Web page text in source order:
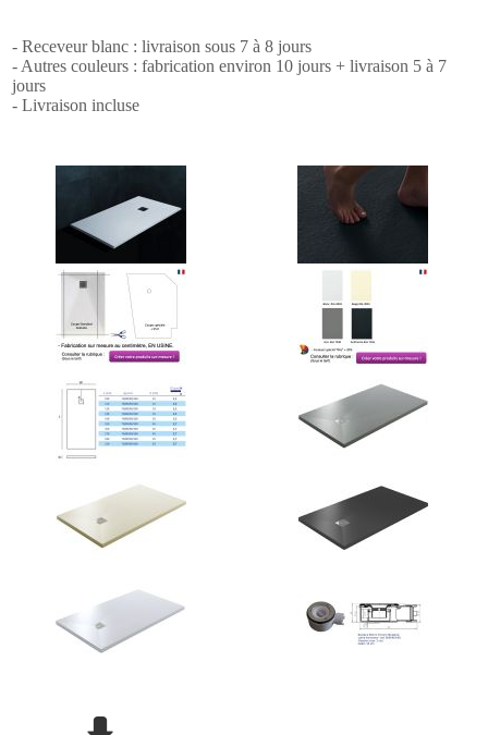
- Receveur blanc : livraison sous 7 à 8 jours
- Autres couleurs : fabrication environ 10 jours + livraison 5 à 7
jours
- Livraison incluse